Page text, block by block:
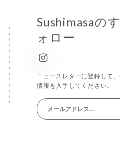
Sushimasaの
ォロー
ニュースレターに登録して
情報を入手してください。